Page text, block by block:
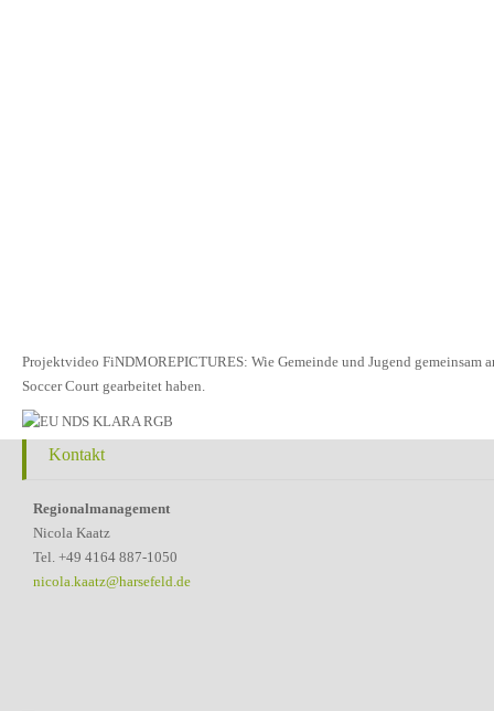
Projektvideo FiNDMOREPICTURES: Wie Gemeinde und Jugend gemeinsam
Soccer Court gearbeitet haben.
Kontakt
Regionalmanagement
Nicola Kaatz
Tel. +49 4164 887-1050
nicola.kaatz@harsefeld.de